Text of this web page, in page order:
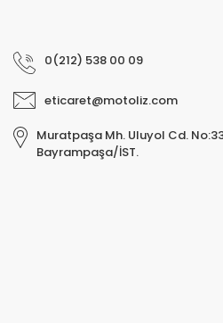
0(212) 538 00 09
eticaret@motoliz.com
Muratpaşa Mh. Uluyol Cd.
Bayrampaşa/İST.